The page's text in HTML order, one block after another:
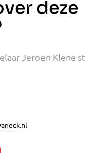
deze
Jeroen Klene